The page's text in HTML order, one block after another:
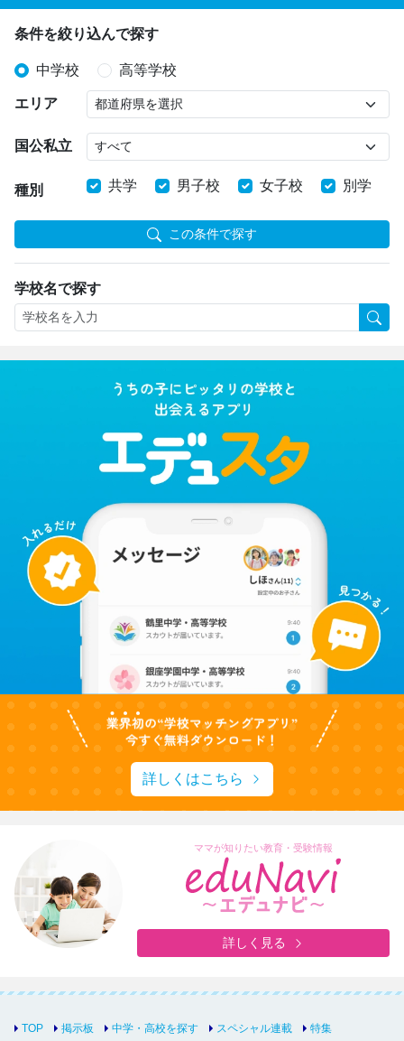
条件を絞り込んで探す
中学校 高等学校
エリア
国公私立
種別 共学 男子校 女子校 別学
この条件で探す
学校名で探す
詳しくはこちら
ママが知りたい教育・受験情報
詳しく見る
TOP 掲示板 中学・高校を探す スペシャル連載 特集